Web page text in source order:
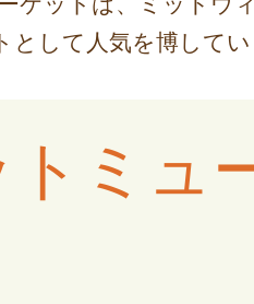
して人気を博してい
ミュ